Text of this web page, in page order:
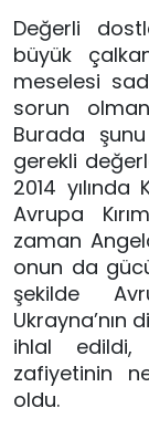
Değerli
büyük
meselesi
sorun
Burada
gerekli
2014
Avrupa
zaman
onun da
şekilde
Ukrayna’nın
ihlal edildi,
zafiyetinin
oldu.